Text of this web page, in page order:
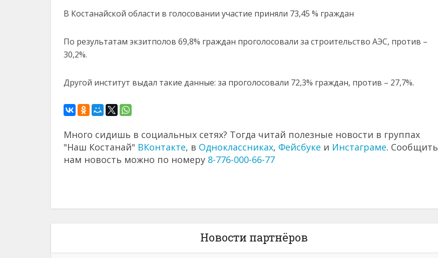
В Костанайской области в голосовании участие приняли 73,45 % граждан
По результатам экзитполов 69,8% граждан проголосовали за строительство АЭС, против –
30,2%.
Другой институт выдал такие данные: за проголосовали 72,3% граждан, против – 27,7%.
Много сидишь в социальных сетях? Тогда читай полезные новости в группах
"Наш Костанай" ВКонтакте, в Одноклассниках, Фейсбуке и Инстаграме. Сообщить
нам новость можно по номеру 8-776-000-66-77
Новости партнёров